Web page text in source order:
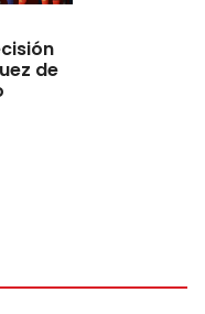
de